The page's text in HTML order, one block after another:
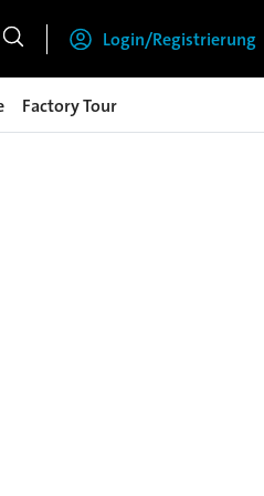
Login/Registrierung
Factory Tour